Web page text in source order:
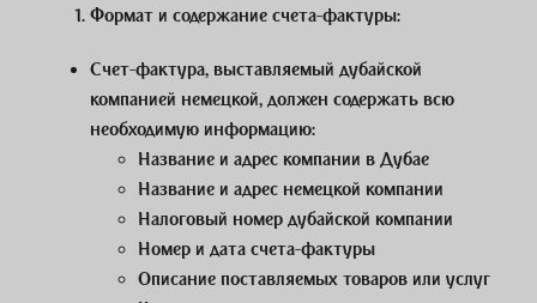
Формат и содержание счета-фактуры:
Счет-фактура, выставляемый дубайской
компанией немецкой, должен содержать всю
необходимую информацию:
Название и адрес компании в Дубае
Название и адрес немецкой компании
Налоговый номер дубайской компании
Номер и дата счета-фактуры
Описание поставляемых товаров или услуг